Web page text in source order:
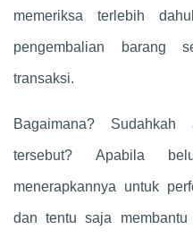
memeriksa terlebih
pengembalian barang
transaksi.
Bagaimana? Sudahkah
tersebut? Apabila
menerapkannya untuk
dan tentu saja membantu